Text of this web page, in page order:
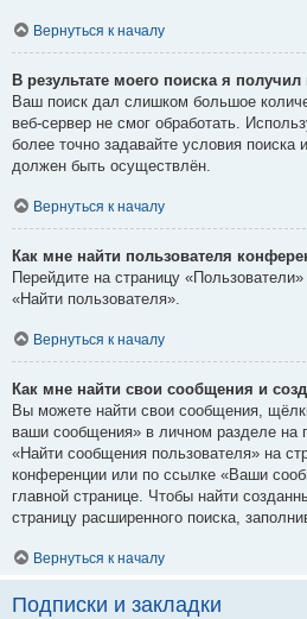
Вернуться к началу
В результате моего поиска я
Ваш поиск дал слишком большое
веб-сервер не смог обработать.
более точно задавайте условия
должен быть осуществлён.
Вернуться к началу
Как мне найти пользователя
Перейдите на страницу
«Найти пользователя».
Вернуться к началу
Как мне найти свои сообщения и
Вы можете найти свои сообщения,
ваши сообщения» в личном разделе на
«Найти сообщения пользователя» на
конференции или по ссылке «Ваши
главной странице. Чтобы найти
страницу расширенного поиска,
Вернуться к началу
Подписки и закладки